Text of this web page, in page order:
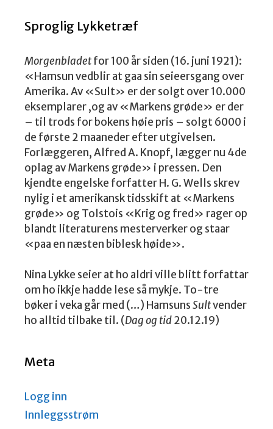
Sproglig Lykketræf
Morgenbladetfor 100 år siden (16. juni 1921):
«Hamsun vedblir at gaa sin seieersgang over
Amerika. Av «Sult» er der solgt over 10.000
eksemplarer ,og av «Markens grøde» er der
– til trods for bokens høie pris – solgt 6000 i
de første 2 maaneder efter utgivelsen.
Forlæggeren, Alfred A. Knopf, lægger nu 4de
oplag av Markens grøde» i pressen. Den
kjendte engelske forfatter H. G. Wells skrev
nylig i et amerikansk tidsskift at «Markens
grøde» og Tolstois «Krig og fred» rager op
blandt literaturens mesterverker og staar
«paa en næsten biblesk høide».
Nina Lykke seier at ho aldri ville blitt forfattar
om ho ikkje hadde lese så mykje. To-tre
bøker i veka går med (…) HamsunsSultvender
ho alltid tilbake til. (Dag og tid20.12.19)
Meta
Logg inn
Innleggsstrøm